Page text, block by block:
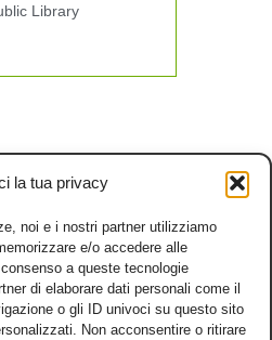
la tua privacy
noi e i nostri partner utilizziamo
e/o accedere alle
a queste tecnologie
di elaborare dati personali come il
o gli ID univoci su questo sito
Non acconsentire o ritirare
Library